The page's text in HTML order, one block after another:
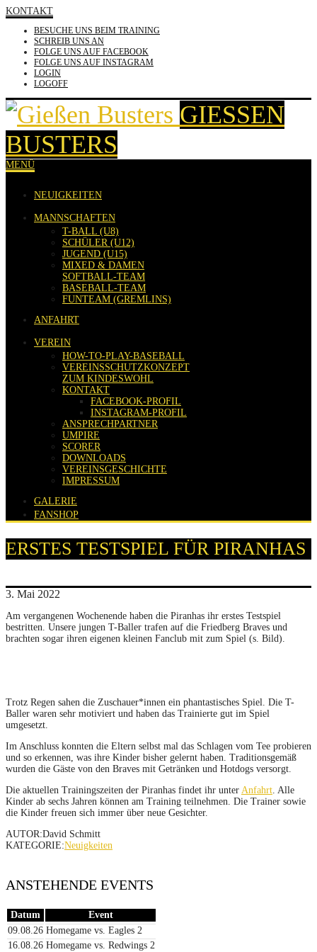
KONTAKT
BESUCHE UNS BEIM TRAINING
SCHREIB UNS AN
FOLGE UNS AUF FACEBOOK
FOLGE UNS AUF INSTAGRAM
LOGIN
LOGOFF
GIESSEN B
USTERS
MENÜ
NEUIGKEITEN
MANNSCHAFTEN
T-BALL (U8)
SCHÜLER (U12)
JUGEND (U15)
MIXED & DAMEN
SOFTBALL-TEAM
BASEBALL-TEAM
FUNTEAM (GREMLINS)
ANFAHRT
VEREIN
HOW-TO-PLAY-BASEBALL
VEREINSSCHUTZKONZEPT
ZUM KINDESWOHL
KONTAKT
FACEBOOK-PROFIL
INSTAGRAM-PROFIL
ANSPRECHPARTNER
UMPIRE
SCORER
DOWNLOADS
VEREINSGESCHICHTE
IMPRESSUM
GALERIE
FANSHOP
ERSTES TESTSPIEL FÜR PIRANHAS
3. Mai 2022
Am vergangenen Wochenende haben die Piranhas ihr erstes Testspiel
bestritten. Unsere jungen T-Baller trafen auf die Friedberg Braves und
brachten sogar ihren eigenen kleinen Fanclub mit zum Spiel (s. Bild).
Trotz Regen sahen die Zuschauer*innen ein phantastisches Spiel. Die T-
Baller waren sehr motiviert und haben das Trainierte gut im Spiel
umgesetzt.
Im Anschluss konnten die Eltern selbst mal das Schlagen vom Tee probieren
und so erkennen, was ihre Kinder bisher gelernt haben. Traditionsgemäß
wurden die Gäste von den Braves mit Getränken und Hotdogs versorgt.
Die aktuellen Trainingszeiten der Piranhas findet ihr unter Anfahrt. Alle
Kinder ab sechs Jahren können am Training teilnehmen. Die Trainer sowie
die Kinder freuen sich immer über neue Gesichter.
AUTOR:David Schmitt
KATEGORIE:Neuigkeiten
ANSTEHENDE EVENTS
Datum
Event
09.08.26 Homegame vs. Eagles 2
16.08.26 Homegame vs. Redwings 2